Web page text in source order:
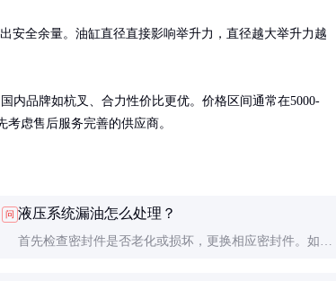
安全余量。油缸直径直接影响举升力，直径越大举升力越
内品牌如杭叉、合力性价比更优。价格区间通常在5000-
虑售后服务完善的供应商。
问 液压系统漏油怎么处理？
首先检查密封件是否老化或损坏，更换相应密封件。如果